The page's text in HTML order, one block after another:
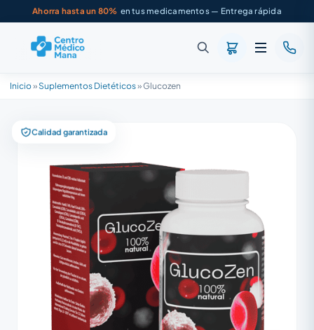
Ahorra hasta un 80% en tus medicamentos — Entrega rápida
Inicio» Suplementos Dietéticos»Glucozen
Calidad garantizada